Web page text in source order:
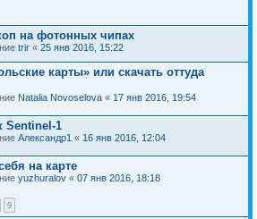
на фотонных чипах
trir « 25 янв 2016, 15:22
карты» или скачать оттуда
Natalia Novoselova « 17 янв 2016, 19:54
Sentinel-1
Александр1 « 16 янв 2016, 12:04
на карте
yuzhuralov « 07 янв 2016, 18:18
9